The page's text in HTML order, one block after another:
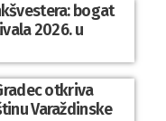
bogat
2026. u
otkriva
Varaždinske